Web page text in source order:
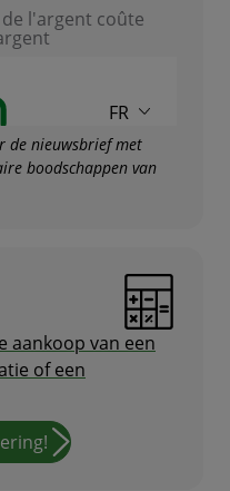
de nieuwsbrief met
boodschappen van
aankoop van een
of een